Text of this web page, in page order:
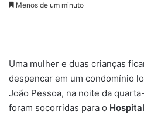
Menos de um minuto
Uma mulher e duas crianças
despencar em um condomínio
João Pessoa, na noite da
foram socorridas para o